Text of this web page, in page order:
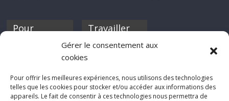
Gérer le consentement aux
cookies
Pour offrir les meilleures expériences, nous utilisons des technologies
telles que les cookies pour stocker et/ou accéder aux informations des
appareils. Le fait de consentir à ces technologies nous permettra de
Pour
discothèque
Travailler
Si tu souhaites
Rocknfool, n'hésite
pas à nous envoyer